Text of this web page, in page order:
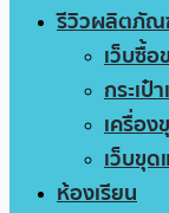
รีวิวผลิตภั
เว็บซื้อ
กระเป๋
เครื่อง
เว็บขุ
ห้องเรียน